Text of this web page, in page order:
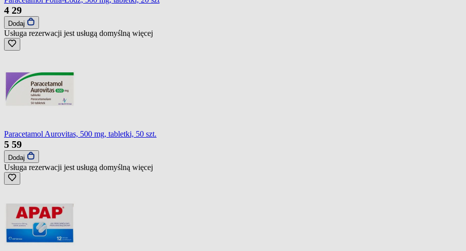
4 29
Dodaj
Usługa rezerwacji jest usługą domyślną więcej
Paracetamol Aurovitas, 500 mg, tabletki, 50 szt.
5 59
Dodaj
Usługa rezerwacji jest usługą domyślną więcej